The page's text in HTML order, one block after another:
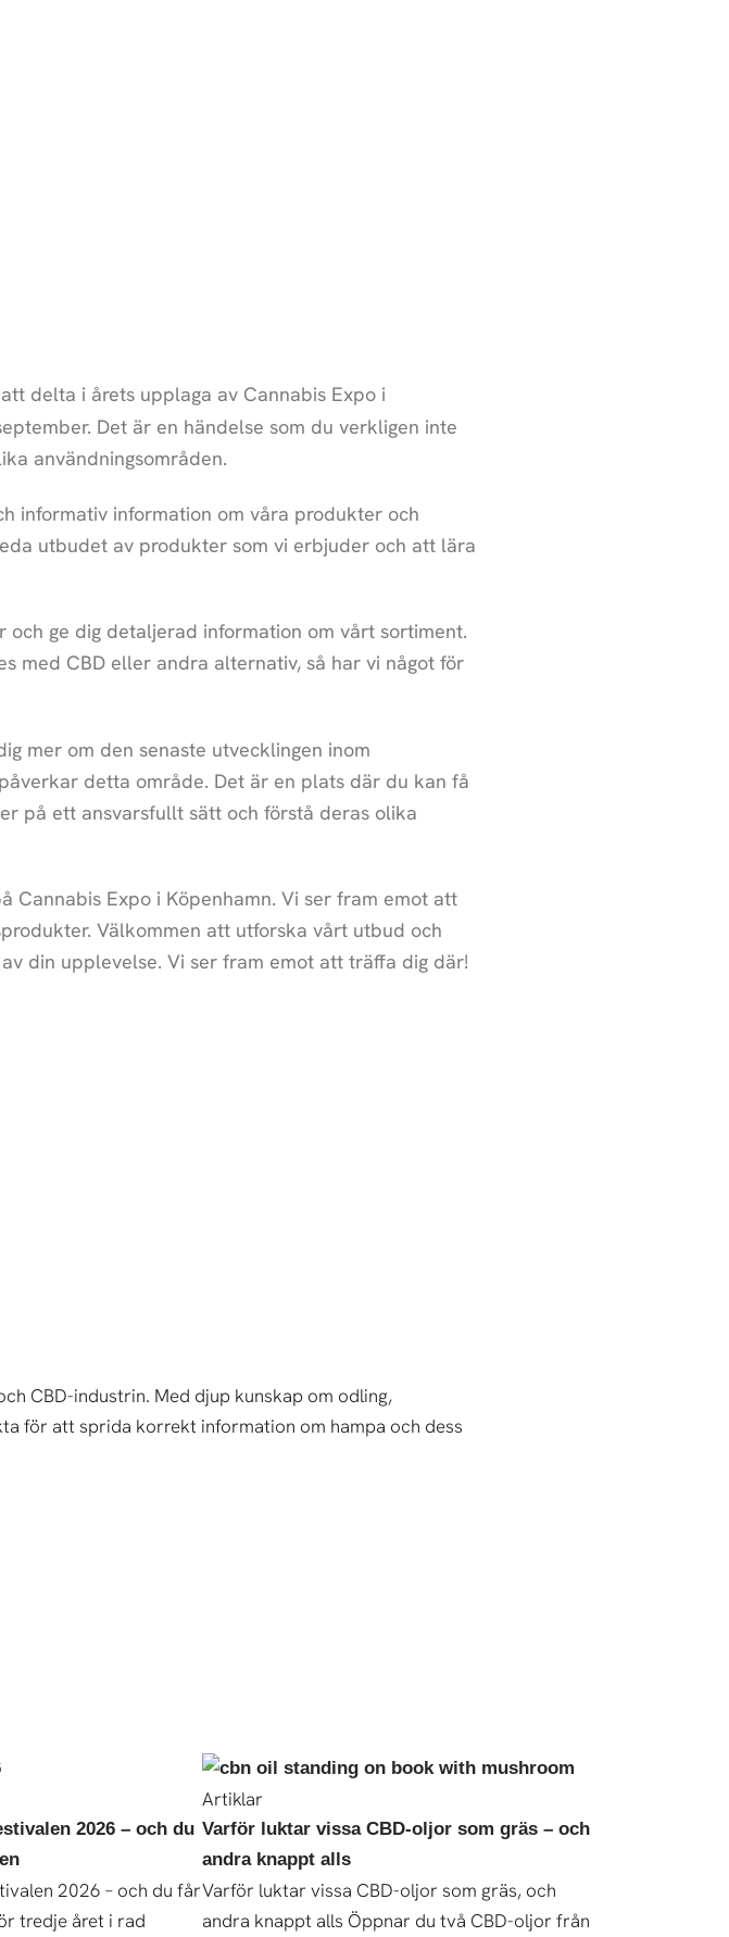
delta i årets upplaga av Cannabis Expo i
Det är en händelse som du verkligen inte
användningsområden.
informativ information om våra produkter och
utbudet av produkter som vi erbjuder och att lära
ge dig detaljerad information om vårt sortiment.
med CBD eller andra alternativ, så har vi något för
mer om den senaste utvecklingen inom
detta område. Det är en plats där du kan få
på ett ansvarsfullt sätt och förstå deras olika
Cannabis Expo i Köpenhamn. Vi ser fram emot att
Välkommen att utforska vårt utbud och
din upplevelse. Vi ser fram emot att träffa dig där!
CBD-industrin. Med djup kunskap om odling,
för att sprida korrekt information om hampa och dess
2026 – och du
2026 – och du får
tredje året i rad
Artiklar
Varför luktar vissa CBD-oljor som gräs – och
andra knappt alls
Varför luktar vissa CBD-oljor som gräs, och
andra knappt alls Öppnar du två CBD-oljor från